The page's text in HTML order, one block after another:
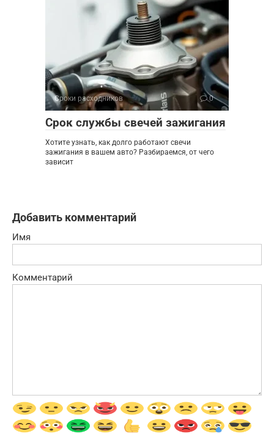
Сроки расходников 0
Срок службы свечей зажигания
Хотите узнать, как долго работают свечи
зажигания в вашем авто? Разбираемся, от чего
зависит
Добавить комментарий
Имя
Комментарий